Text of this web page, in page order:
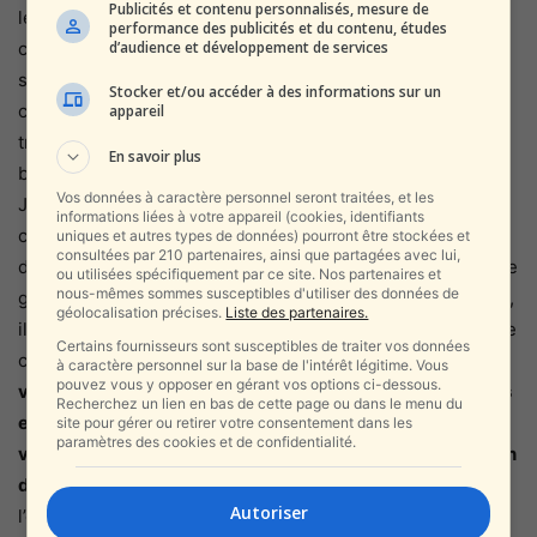
le ménage de la vermine aura atteint son point culminant,
c’est à dire que, lorsque la satanocratie des mollahs ne
sera plus qu’un pouvoir en loque, alors le peuple iranien
commencera à se prendre en charge. Pour l’heure, il est
trop tôt car il risquerait une nouvelle hécatombe qui serait
bien sûr plus intense que celle des 8 et 9 janvier dernier.
J’ai dit plus haut qu’il était un peuple intelligent. Mais je le
crois également un peuple sage. Je ne crois pas, une fois
donc Satan à terre et blessé à mort, qu’il versera dans une
guerre civile. Il est capable de se gouverner par lui-même,
il l’a montré dans son histoire, et sans ingérence étrangère
car il n’en a absolument pas besoin.Par contre, et je tiens
vraiment à insister sur ce point, les frappes des Israéliens
et des Américains, leur suiveur, doivent ABSOLUMENT
viser la vermine des mollahs. Elles doivent être comme on
dit
« chirurgicales ».Je sais, c’est doute une vue de
l’esprit, naïve. Mais elles doivent autant que faire se peut,
Publicités et contenu personnalisés, mesure de
performance des publicités et du contenu, études
d’audience et développement de services
Stocker et/ou accéder à des informations sur un
appareil
En savoir plus
Vos données à caractère personnel seront traitées, et les
informations liées à votre appareil (cookies, identifiants
uniques et autres types de données) pourront être stockées et
consultées par 210 partenaires, ainsi que partagées avec lui,
ou utilisées spécifiquement par ce site. Nos partenaires et
nous-mêmes sommes susceptibles d'utiliser des données de
géolocalisation précises. Liste des partenaires.
Certains fournisseurs sont susceptibles de traiter vos données
à caractère personnel sur la base de l'intérêt légitime. Vous
pouvez vous y opposer en gérant vos options ci-dessous.
Recherchez un lien en bas de cette page ou dans le menu du
site pour gérer ou retirer votre consentement dans les
paramètres des cookies et de confidentialité.
Autoriser